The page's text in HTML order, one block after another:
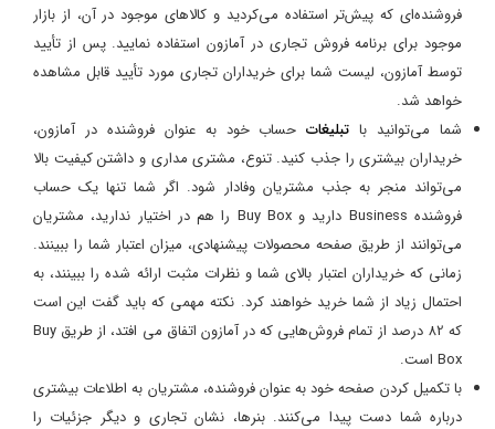
فروشنده‌ای که پیش‌تر استفاده می‌کردید و کالاهای موجود در آن، از بازار
موجود برای برنامه فروش تجاری در آمازون استفاده نمایید. پس از تأیید
توسط آمازون، لیست شما برای خریداران تجاری مورد تأیید قابل مشاهده
خواهد شد.
شما می‌توانید با تبلیغاتحساب خود به عنوان فروشنده در آمازون،
خریداران بیشتری را جذب کنید. تنوع، مشتری مداری و داشتن کیفیت بالا
می‌تواند منجر به جذب مشتریان وفادار شود. اگر شما تنها یک حساب
فروشنده Business دارید و Buy Box را هم در اختیار ندارید، مشتریان
می‌توانند از طریق صفحه محصولات پیشنهادی، میزان اعتبار شما را ببینند.
زمانی که خریداران اعتبار بالای شما و نظرات مثبت ارائه شده را ببینند، به
احتمال زیاد از شما خرید خواهند کرد. نکته مهمی که باید گفت این است
که 82 درصد از تمام فروش‌هایی که در آمازون اتفاق می افتد، از طریق Buy
Box است.
با تکمیل کردن صفحه خود به عنوان فروشنده، مشتریان به اطلاعات بیشتری
درباره شما دست پیدا می‌کنند. بنرها، نشان تجاری و دیگر جزئیات را